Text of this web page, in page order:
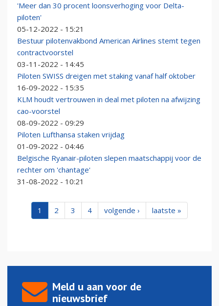
'Meer dan 30 procent loonsverhoging voor Delta-
piloten'
05-12-2022 - 15:21
Bestuur pilotenvakbond American Airlines stemt tegen
contractvoorstel
03-11-2022 - 14:45
Piloten SWISS dreigen met staking vanaf half oktober
16-09-2022 - 15:35
KLM houdt vertrouwen in deal met piloten na afwijzing
cao-voorstel
08-09-2022 - 09:29
Piloten Lufthansa staken vrijdag
01-09-2022 - 04:46
Belgische Ryanair-piloten slepen maatschappij voor de
rechter om 'chantage'
31-08-2022 - 10:21
1 2 3 4 volgende › laatste »
Meld u aan voor de
nieuwsbrief